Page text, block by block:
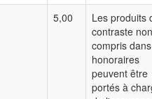
5,00
Les produits
contraste non
compris
honoraires
peuvent être
portés à